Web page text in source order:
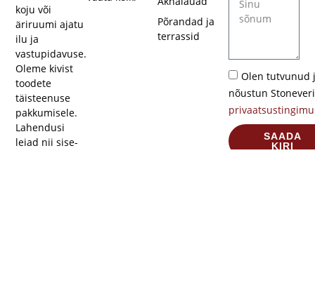
koju või
äriruumi ajatu
ilu ja
vastupidavuse.
Oleme kivist
toodete
täisteenuse
pakkumisele.
Lahendusi
leiad nii sise-
Põrandad ja
terrassid
Olen tutvunud
nõustun Stoneveri
SAADA
KIRI